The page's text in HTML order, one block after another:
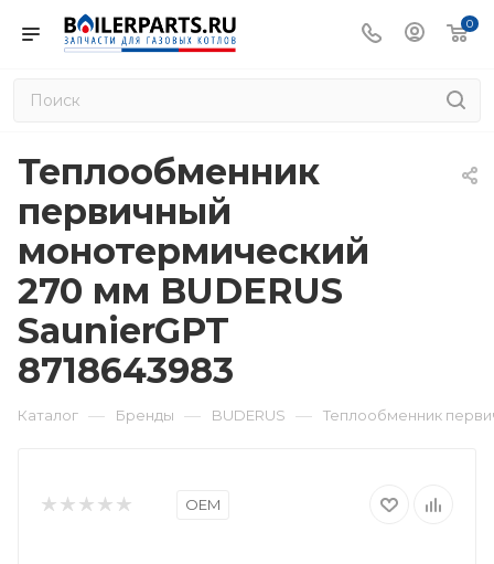
0
Теплообменник
первичный
монотермический
270 мм BUDERUS
SaunierGPT
8718643983
Каталог — Бренды — BUDERUS — Теплообменник
OEM